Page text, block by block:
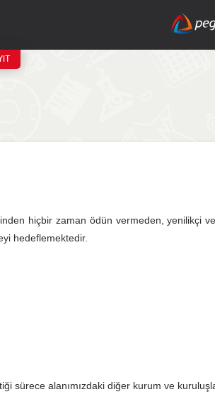
hiçbir zaman ödün vermeden, yenilikçi
hedeflemektedir.
sürece alanımızdaki diğer kurum ve